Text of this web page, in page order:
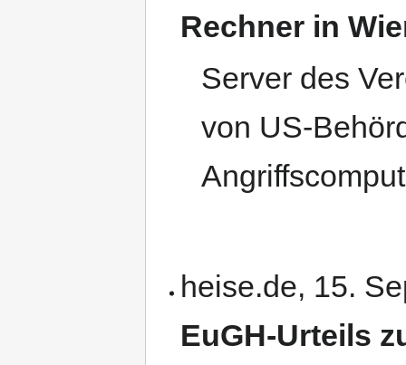
Rechner in
Server des
von US-
heise.de, 15.
EuGH-Urteils